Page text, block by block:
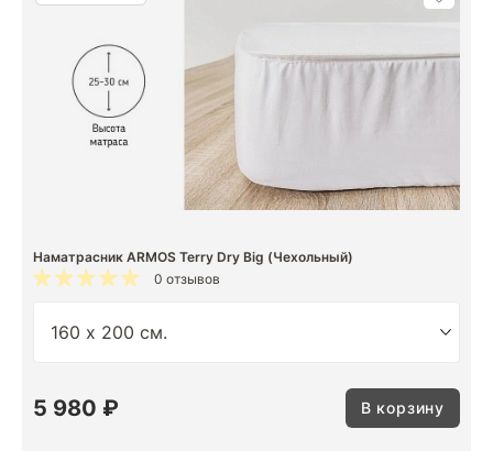
Наматрасник ARMOS Terry Dry Big (Чехольный)
0 отзывов
5 980 ₽ В корзину